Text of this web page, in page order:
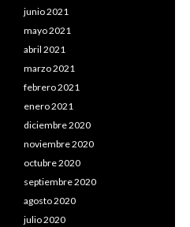
junio 2021
mayo 2021
abril 2021
marzo 2021
febrero 2021
enero 2021
diciembre 2020
noviembre 2020
octubre 2020
septiembre 2020
agosto 2020
julio 2020